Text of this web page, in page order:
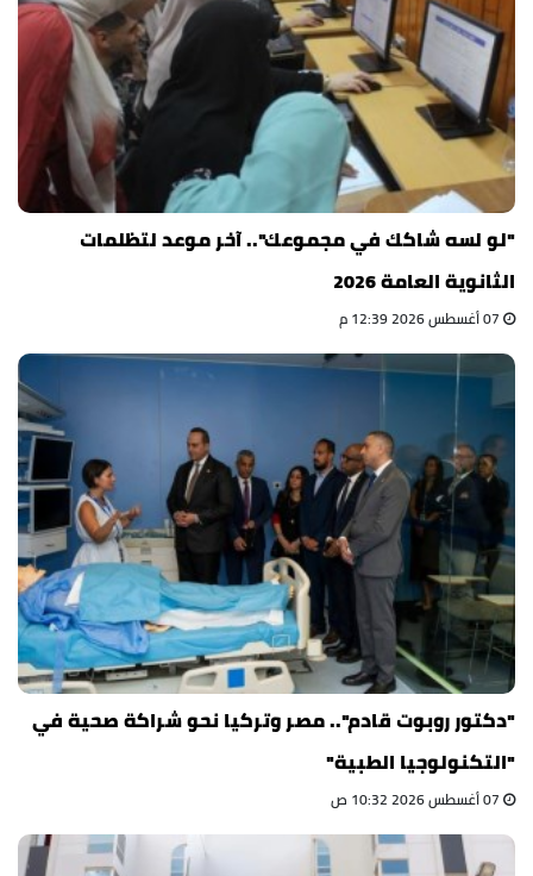
"لو لسه شاكك في مجموعك".. آخر موعد لتظلمات
الثانوية العامة 2026
"دكتور روبوت قادم".. مصر وتركيا نحو شراكة صحية في
"التكنولوجيا الطبية"